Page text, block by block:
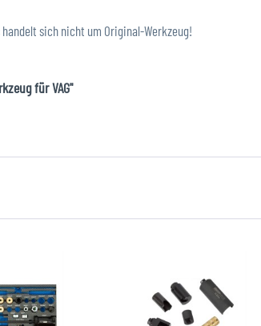
sich nicht um Original-Werkzeug!
für VAG"